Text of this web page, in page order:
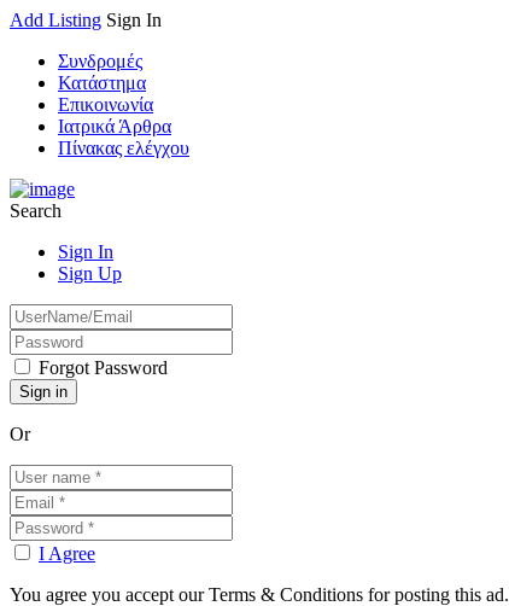
Add Listing Sign In
Συνδρομές
Κατάστημα
Επικοινωνία
Ιατρικά Άρθρα
Πίνακας ελέγχου
Search
Sign In
Sign Up
Forgot Password
Or
I Agree
You agree you accept our Terms & Conditions for posting this ad.